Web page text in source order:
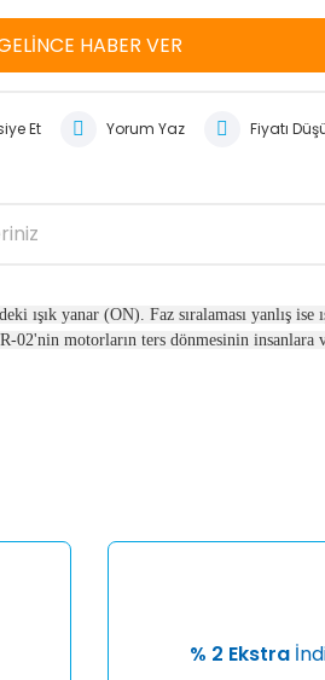
HABER VER
Et Yorum Yaz Fiyatı
ışık yanar (ON). Faz sıralaması yanlış ise
02'nin motorların ters dönmesinin insanlara
% 2 Ekstra